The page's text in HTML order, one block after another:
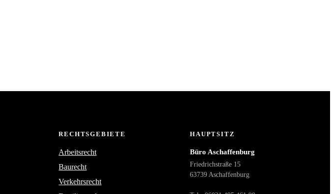
RECHTSGEBIETE
Arbeitsrecht
Baurecht
Verkehrsrecht
HAUPTSITZ
Büro Aschaffenburg
Friedrichstraße 15
63739 Aschaffenburg